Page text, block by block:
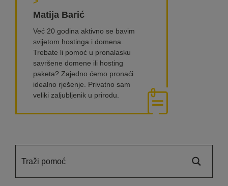
Matija Barić
Već 20 godina aktivno se bavim
svijetom hostinga i domena.
Trebate li pomoć u pronalasku
savršene domene ili hosting
paketa? Zajedno ćemo pronaći
idealno rješenje. Privatno sam
veliki zaljubljenik u prirodu.